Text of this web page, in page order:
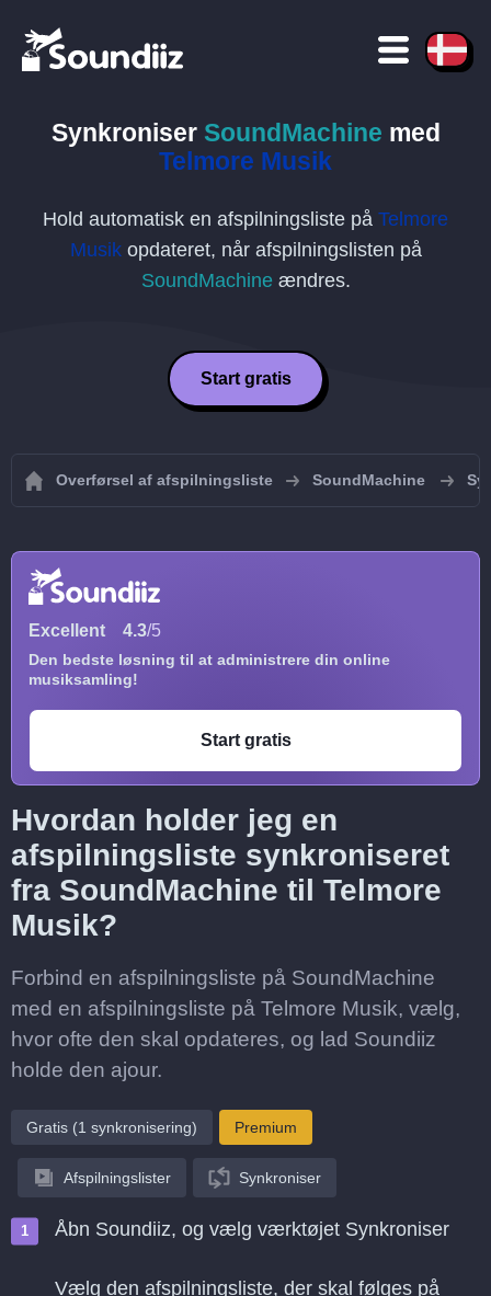
Synkroniser SoundMachine med
Telmore Musik
Hold automatisk en afspilningsliste på Telmore
Musikopdateret, når afspilningslisten på
SoundMachine ændres.
Start gratis
Overførsel af afspilningsliste SoundMachine
Excellent 4.3/5
Den bedste løsning til at administrere din online
musiksamling!
Start gratis
Hvordan holder jeg en
afspilningsliste synkroniseret
fra SoundMachine til Telmore
Musik?
Forbind en afspilningsliste på SoundMachine
med en afspilningsliste på Telmore Musik, vælg,
hvor ofte den skal opdateres, og lad Soundiiz
holde den ajour.
Gratis (1 synkronisering) Premium
Afspilningslister Synkroniser
Åbn Soundiiz, og vælg værktøjet Synkroniser
Vælg den afspilningsliste, der skal følges på